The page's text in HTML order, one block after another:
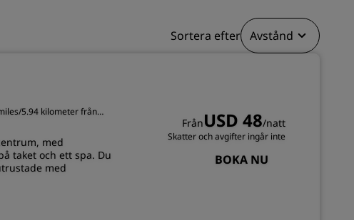
Sortera efter Avstånd
5.94 kilometer från
med
taket och ett spa. Du
med
FrånUSD 48/natt
Skatter och avgifter ingår inte
BOKA NU